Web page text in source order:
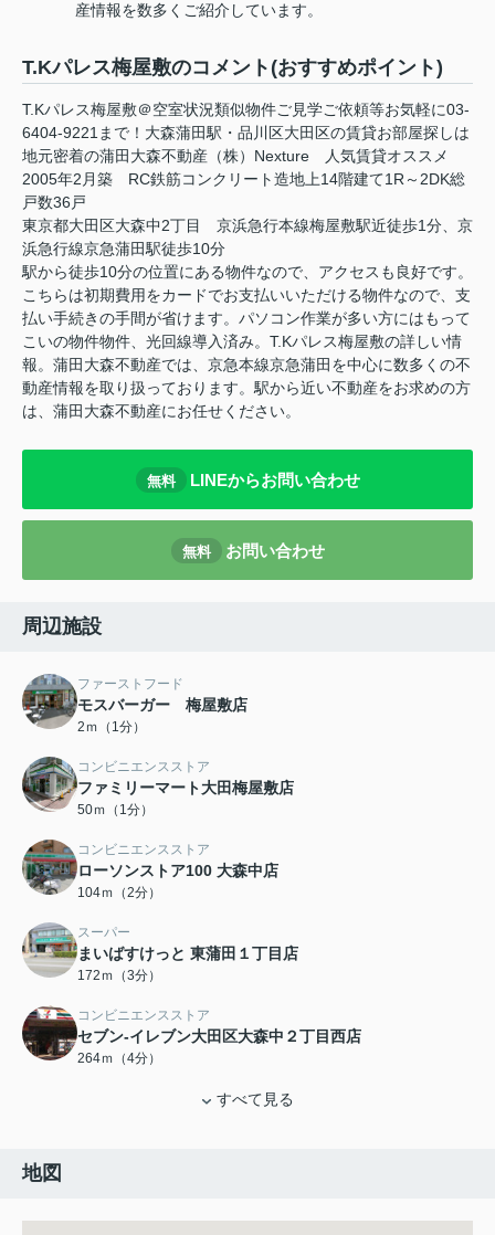
産情報を数多くご紹介しています。
T.Kパレス梅屋敷のコメント(おすすめポイント)
T.Kパレス梅屋敷＠空室状況類似物件ご見学ご依頼等お気軽に03-
6404-9221まで！大森蒲田駅・品川区大田区の賃貸お部屋探しは
地元密着の蒲田大森不動産（株）Nexture 人気賃貸オススメ
2005年2月築 RC鉄筋コンクリート造地上14階建て1R～2DK総
戸数36戸
東京都大田区大森中2丁目 京浜急行本線梅屋敷駅近徒歩1分、京
浜急行線京急蒲田駅徒歩10分
駅から徒歩10分の位置にある物件なので、アクセスも良好です。
こちらは初期費用をカードでお支払いいただける物件なので、支
払い手続きの手間が省けます。パソコン作業が多い方にはもって
こいの物件物件、光回線導入済み。T.Kパレス梅屋敷の詳しい情
報。蒲田大森不動産では、京急本線京急蒲田を中心に数多くの不
動産情報を取り扱っております。駅から近い不動産をお求めの方
は、蒲田大森不動産にお任せください。
無料 LINEからお問い合わせ
無料 お問い合わせ
周辺施設
ファーストフード
モスバーガー 梅屋敷店
2ｍ（1分）
コンビニエンスストア
ファミリーマート大田梅屋敷店
50ｍ（1分）
コンビニエンスストア
ローソンストア100 大森中店
104ｍ（2分）
スーパー
まいばすけっと 東蒲田１丁目店
172ｍ（3分）
コンビニエンスストア
セブン-イレブン大田区大森中２丁目西店
264ｍ（4分）
すべて見る
地図